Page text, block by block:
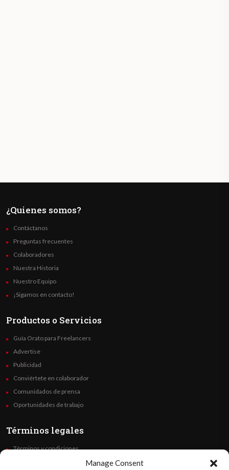
Manage Consent
¿Quienes somos?
Contáctanos
Preguntas frecuentes
Colaboradores
Nuestra Historia
Nuestro Equipo
¡Sigamos en contacto!
Productos o Servicios
Guía Orato para Freelancers
Advertise
Publicidad
Conviértete en colaborador
Comunidados de prensa
Oportunidades de trabajo
Términos legales
Términos y condiciones